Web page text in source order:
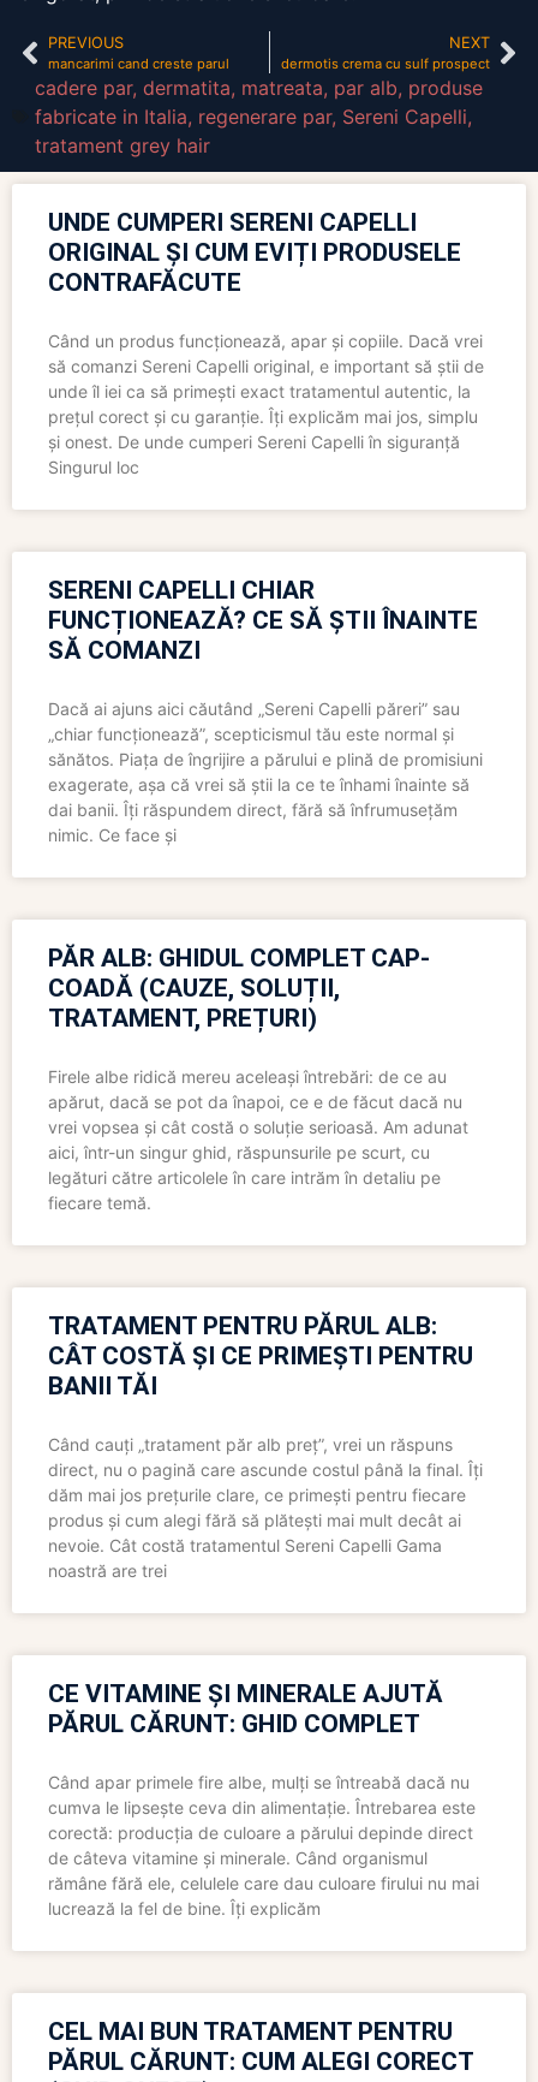
PREVIOUS
mancarimi cand creste parul
NEXT
dermotis crema cu sulf prospect
cadere par, dermatita, matreata, par alb, produse
fabricate in Italia, regenerare par, Sereni Capelli,
tratament grey hair
UNDE CUMPERI SERENI CAPELLI
ORIGINAL ȘI CUM EVIȚI PRODUSELE
CONTRAFĂCUTE
Când un produs funcționează, apar și copiile. Dacă vrei
să comanzi Sereni Capelli original, e important să știi de
unde îl iei ca să primești exact tratamentul autentic, la
prețul corect și cu garanție. Îți explicăm mai jos, simplu
și onest. De unde cumperi Sereni Capelli în siguranță
Singurul loc
SERENI CAPELLI CHIAR
FUNCȚIONEAZĂ? CE SĂ ȘTII ÎNAINTE
SĂ COMANZI
Dacă ai ajuns aici căutând „Sereni Capelli păreri” sau
„chiar funcționează”, scepticismul tău este normal și
sănătos. Piața de îngrijire a părului e plină de promisiuni
exagerate, așa că vrei să știi la ce te înhami înainte să
dai banii. Îți răspundem direct, fără să înfrumusețăm
nimic. Ce face și
PĂR ALB: GHIDUL COMPLET CAP-
COADĂ (CAUZE, SOLUȚII,
TRATAMENT, PREȚURI)
Firele albe ridică mereu aceleași întrebări: de ce au
apărut, dacă se pot da înapoi, ce e de făcut dacă nu
vrei vopsea și cât costă o soluție serioasă. Am adunat
aici, într-un singur ghid, răspunsurile pe scurt, cu
legături către articolele în care intrăm în detaliu pe
fiecare temă.
TRATAMENT PENTRU PĂRUL ALB:
CÂT COSTĂ ȘI CE PRIMEȘTI PENTRU
BANII TĂI
Când cauți „tratament păr alb preț”, vrei un răspuns
direct, nu o pagină care ascunde costul până la final. Îți
dăm mai jos prețurile clare, ce primești pentru fiecare
produs și cum alegi fără să plătești mai mult decât ai
nevoie. Cât costă tratamentul Sereni Capelli Gama
noastră are trei
CE VITAMINE ȘI MINERALE AJUTĂ
PĂRUL CĂRUNT: GHID COMPLET
Când apar primele fire albe, mulți se întreabă dacă nu
cumva le lipsește ceva din alimentație. Întrebarea este
corectă: producția de culoare a părului depinde direct
de câteva vitamine și minerale. Când organismul
rămâne fără ele, celulele care dau culoare firului nu mai
lucrează la fel de bine. Îți explicăm
CEL MAI BUN TRATAMENT PENTRU
PĂRUL CĂRUNT: CUM ALEGI CORECT